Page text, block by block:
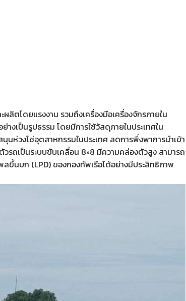
ลิตโดยแรงงาน รวมถึงเครื่องมือเครื่องจักรภายใน
งเป็นรูปธรรม โดยมีการใช้วัสดุภายในประเทศใน
ห่วงโซ่อุตสาหกรรมในประเทศ ลดการพึ่งพาการนำเข้า
วรถเป็นระบบขับเคลื่อน 8×8 มีความคล่องตัวสูง สามารถ
ขึ้นบก (LPD) ของกองทัพเรือได้อย่างมีประสิทธิภาพ